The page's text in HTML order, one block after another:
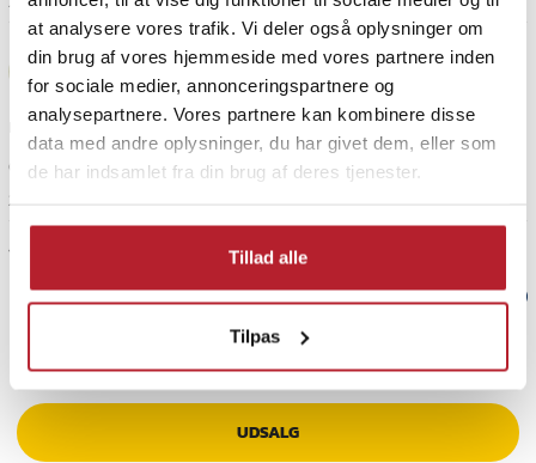
at analysere vores trafik. Vi deler også oplysninger om
din brug af vores hjemmeside med vores partnere inden
for sociale medier, annonceringspartnere og
analysepartnere. Vores partnere kan kombinere disse
data med andre oplysninger, du har givet dem, eller som
de har indsamlet fra din brug af deres tjenester.
Tillad alle
Tilpas
B Britt
Rigtig godt vækkeur med lys og store tal, super tilfreds:)
Oversat fra norsk •Se original
2 år siden
Verified by Trustvoice
UDSALG